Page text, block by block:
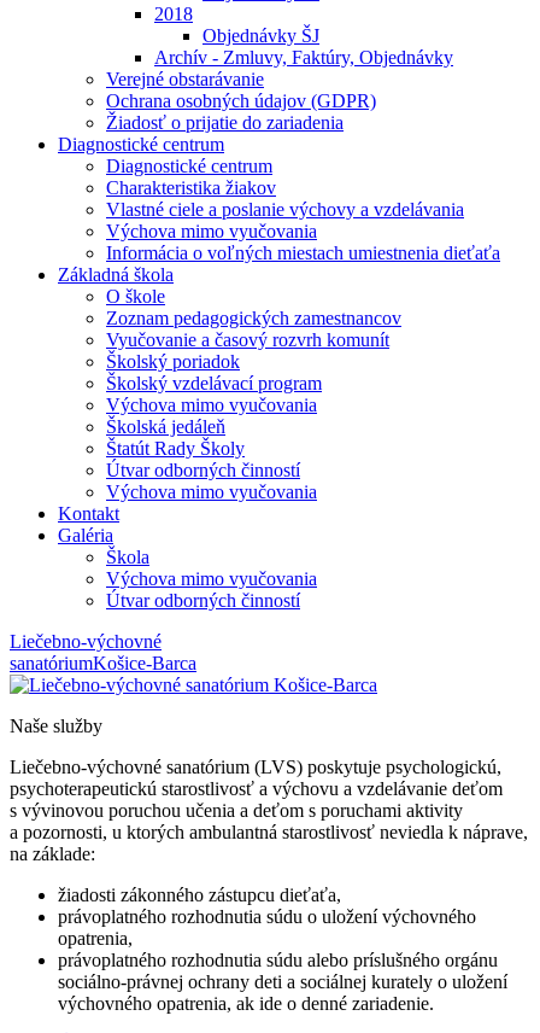
2018
Objednávky ŠJ
Archív - Zmluvy, Faktúry, Objednávky
Verejné obstarávanie
Ochrana osobných údajov (GDPR)
Žiadosť o prijatie do zariadenia
Diagnostické centrum
Diagnostické centrum
Charakteristika žiakov
Vlastné ciele a poslanie výchovy a vzdelávania
Výchova mimo vyučovania
Informácia o voľných miestach umiestnenia dieťaťa
Základná škola
O škole
Zoznam pedagogických zamestnancov
Vyučovanie a časový rozvrh komunít
Školský poriadok
Školský vzdelávací program
Výchova mimo vyučovania
Školská jedáleň
Štatút Rady Školy
Útvar odborných činností
Výchova mimo vyučovania
Kontakt
Galéria
Škola
Výchova mimo vyučovania
Útvar odborných činností
Liečebno-výchovné
sanatóriumKošice-Barca
Naše služby
Liečebno-výchovné sanatórium (LVS) poskytuje psychologickú,
psychoterapeutickú starostlivosť a výchovu a vzdelávanie deťom
s vývinovou poruchou učenia a deťom s poruchami aktivity
a pozornosti, u ktorých ambulantná starostlivosť neviedla k náprave,
na základe:
žiadosti zákonného zástupcu dieťaťa,
právoplatného rozhodnutia súdu o uložení výchovného
opatrenia,
právoplatného rozhodnutia súdu alebo príslušného orgánu
sociálno-právnej ochrany deti a sociálnej kurately o uložení
výchovného opatrenia, ak ide o denné zariadenie.